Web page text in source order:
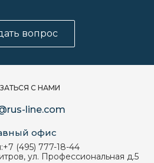
вопрос
С НАМИ
line.com
офис
+7 (495) 777-18-44
ул. Профессиональная д.5